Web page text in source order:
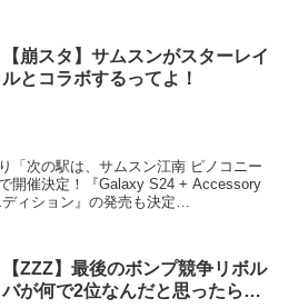
【崩スタ】サムスンがスターレイ
ルとコラボするってよ！
「次の駅は、サムスン江南 ピノコニー
開催決定！『Galaxy S24 + Accessory
ィション』の発売も決定
【ZZZ】最後のボンプ競争リボル
バが何で2位なんだと思ったら…